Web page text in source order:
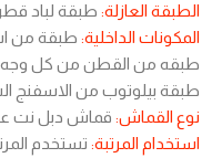
الطبقة العازلة: طبقة لباد
المكونات الداخلية: طبقة من
طبقه من القطن من كل وجه
طبقة بيلوتوب من الاسفنج
نوع القماش: قماش دبل نت
استخدام المرتبة: تستخدم